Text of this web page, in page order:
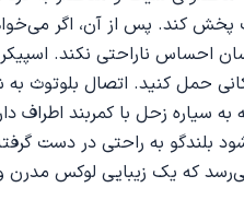
به راحتی در دست